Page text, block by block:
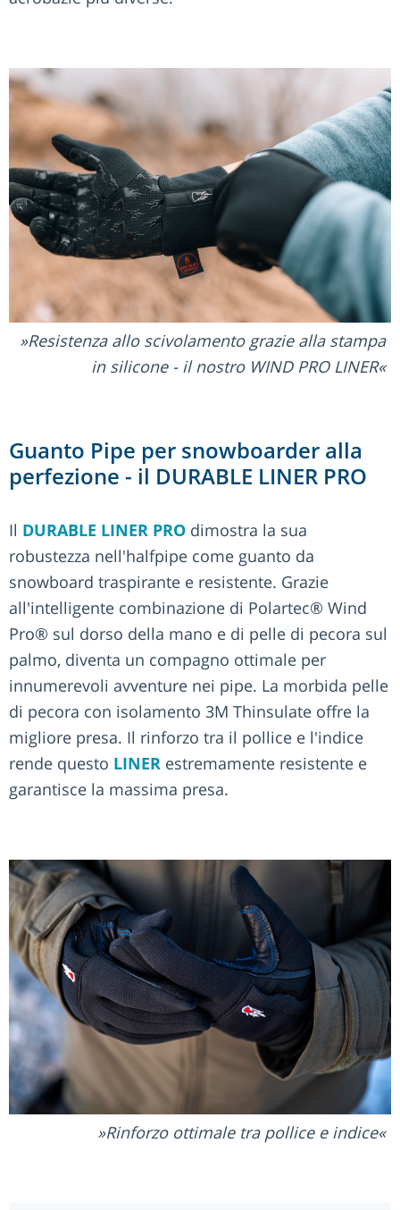
Resistenza allo scivolamento grazie alla stampa
in silicone - il nostro WIND PRO LINER
Guanto Pipe per snowboarder alla
perfezione - il DURABLE LINER PRO
Il DURABLE LINER PRO dimostra la sua
robustezza nell'halfpipe come guanto da
snowboard traspirante e resistente. Grazie
all'intelligente combinazione di Polartec® Wind
Pro® sul dorso della mano e di pelle di pecora sul
palmo, diventa un compagno ottimale per
innumerevoli avventure nei pipe. La morbida pelle
di pecora con isolamento 3M Thinsulate offre la
migliore presa. Il rinforzo tra il pollice e l'indice
rende questo LINER estremamente resistente e
garantisce la massima presa.
Rinforzo ottimale tra pollice e indice